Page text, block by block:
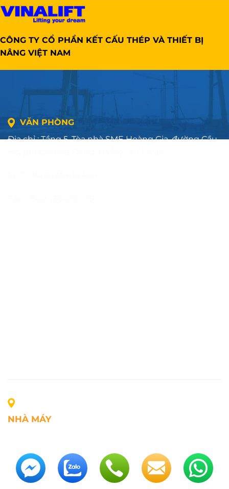
CÔNG TY CỔ PHẦN KẾT CẤU THÉP VÀ THIẾT BỊ
NÂNG VIỆT NAM
VĂN PHÒNG
Địa chỉ : Tầng 5, Tòa nhà SME Hoàng Gia, đường Cầu
NHÀ MÁY
Điền, Thành phố Hải Phòng, Việt Nam
SĐT: +84.2203.545.002